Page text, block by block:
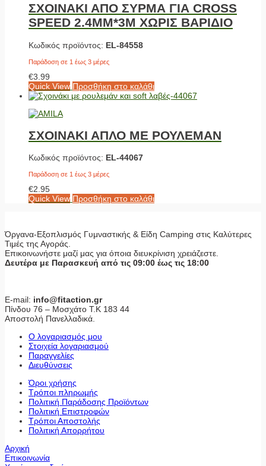
ΣΧΟΙΝΑΚΙ ΑΠΟ ΣΥΡΜΑ ΓΙΑ CROSS
SPEED 2.4ΜΜ*3M ΧΩΡΙΣ ΒΑΡΙΔΙΟ
Κωδικός προϊόντος: EL-84558
Παράδοση σε 1 έως 3 μέρες
€3.99
Quick View Προσθήκη στο καλάθι
ΣΧΟΙΝΑΚΙ ΑΠΛΟ ΜΕ ΡΟΥΛΕΜΑΝ
Κωδικός προϊόντος: EL-44067
Παράδοση σε 1 έως 3 μέρες
€2.95
Quick View Προσθήκη στο καλάθι
Όργανα-Εξοπλισμός Γυμναστικής & Είδη Camping στις Καλύτερες
Τιμές της Αγοράς.
Επικοινωνήστε μαζί μας για όποια διευκρίνιση χρειάζεστε.
Δευτέρα με Παρασκευή από τις 09:00 έως τις 18:00
E-mail: info@fitaction.gr
Πίνδου 76 – Μοσχάτο Τ.Κ 183 44
Αποστολή Πανελλαδικά.
Ο λογαριασμός μου
Στοιχεία λογαριασμού
Παραγγελίες
Διευθύνσεις
Όροι χρήσης
Τρόποι πληρωμής
Πολιτική Παράδοσης Προϊόντων
Πολιτική Επιστροφών
Τρόποι Αποστολής
Πολιτική Απορρήτου
Αρχική
Επικοινωνία